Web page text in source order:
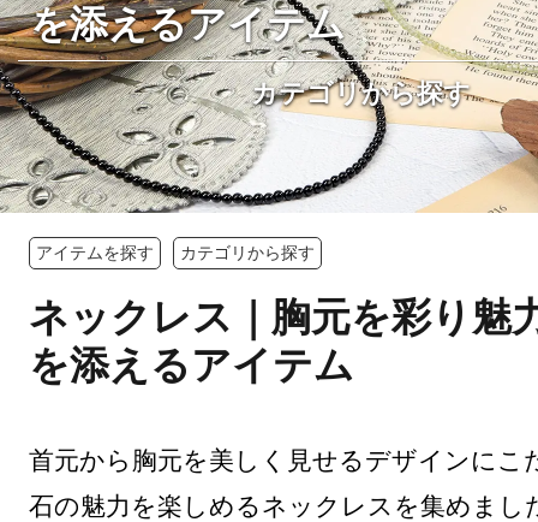
を添えるアイテム
カテゴリから探す
アイテムを探す カテゴリから探す
ネックレス｜胸元を彩り魅
を添えるアイテム
首元から胸元を美しく見せるデザインにこ
石の魅力を楽しめるネックレスを集めまし